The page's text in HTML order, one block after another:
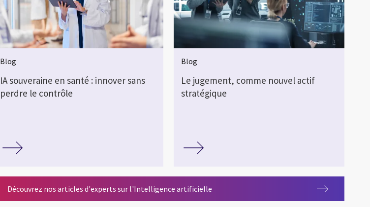
Blog
IA souveraine en santé : innover sans
perdre le contrôle
Blog
Le jugement, comme nouvel actif
stratégique
Découvrez nos articles d'experts sur l'Intelligence artificielle